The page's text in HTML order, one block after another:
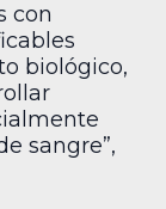
con
biológico,
sangre”,